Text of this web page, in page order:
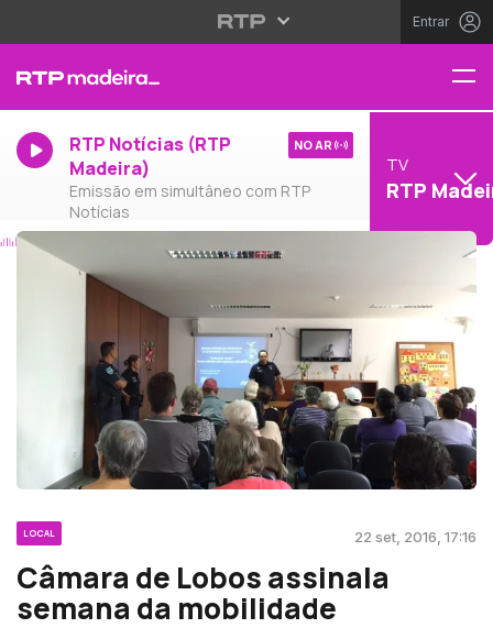
Entrar
RTP Notícias (RTP
Madeira)
Emissão em simultâneo com RTP
Notícias
NO AR
TV
RTP
LOCAL 22 set, 2016, 17:16
Câmara de Lobos assinala
semana da mobilidade